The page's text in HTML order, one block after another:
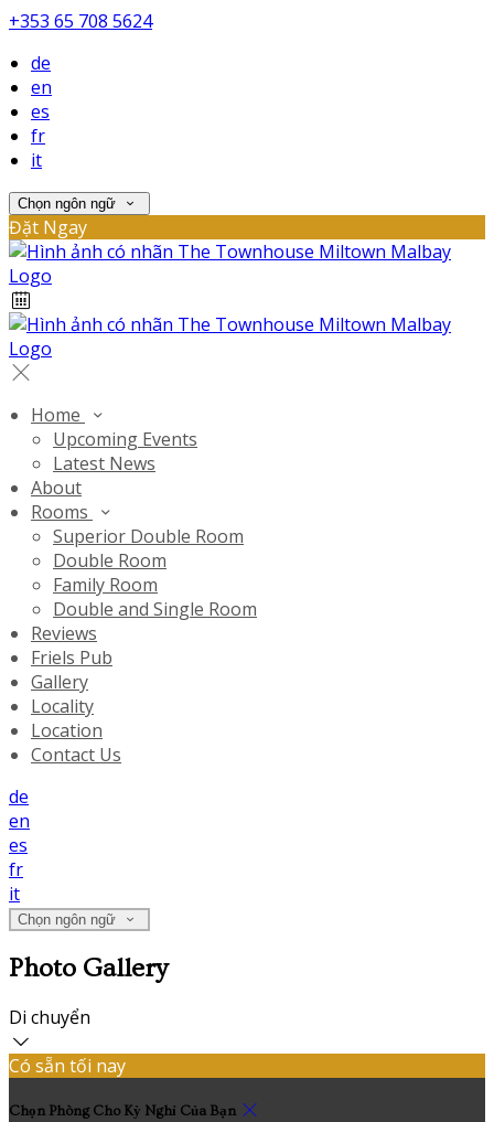
+353 65 708 5624
de
en
es
fr
it
Chọn ngôn ngữ
Đặt Ngay
Home
Upcoming Events
Latest News
About
Rooms
Superior Double Room
Double Room
Family Room
Double and Single Room
Reviews
Friels Pub
Gallery
Locality
Location
Contact Us
de
en
es
fr
it
Chọn ngôn ngữ
Photo Gallery
Di chuyển
Có sẵn tối nay
Chọn Phòng Cho Kỳ Nghỉ Của Bạn